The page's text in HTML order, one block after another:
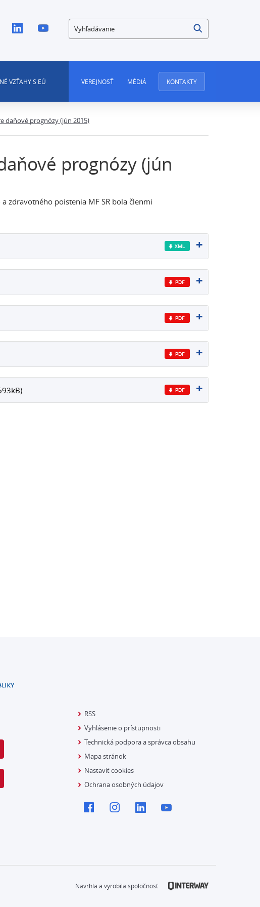
Vyhľadávanie
VZŤAHY S EÚ VEREJNOSŤ MÉDIÁ KONTAKTY
daňové prognózy (jún 2015)
prognózy (jún
zdravotného poistenia MF SR bola členmi
RSS
Vyhlásenie o prístupnosti
Technická podpora a správca obsahu
Mapa stránok
Nastaviť cookies
Ochrana osobných údajov
Navrhla a vyrobila spoločnosť